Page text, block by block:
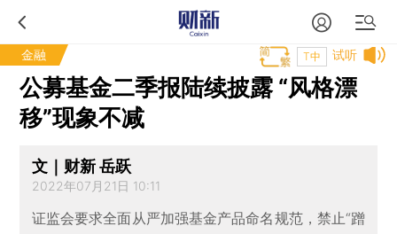
金融 试听
T中
公募基金二季报陆续披露 “风格漂
移”现象不减
文｜财新 岳跃
2022年07月21日 10:11
证监会要求全面从严加强基金产品命名规范，禁止“蹭